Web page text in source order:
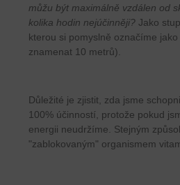
můžu být maximálně vzdálen od
kolika hodin nejúčinněji? Jako
kterou si pomyslně označíme
znamenat 10 metrů).
Důležité je zjistit, zda jsme
100% účinností, protože pokud
energii neudržíme. Stejným
"zablokovaným" organismem